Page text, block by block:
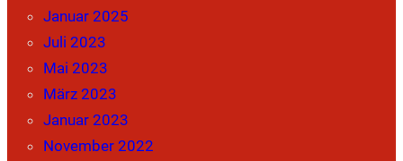
Januar 2025
Juli 2023
Mai 2023
März 2023
Januar 2023
November 2022